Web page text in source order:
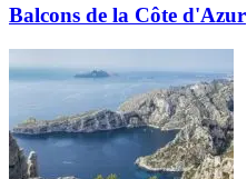
Balcons de la Côte d'Azur